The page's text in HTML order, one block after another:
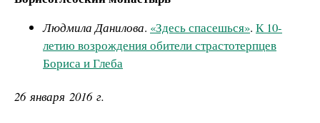
Людмила Данилова. «Здесь спасешься». К 10-
летию возрождения обители страстотерпцев
Бориса и Глеба
26 января 2016 г.